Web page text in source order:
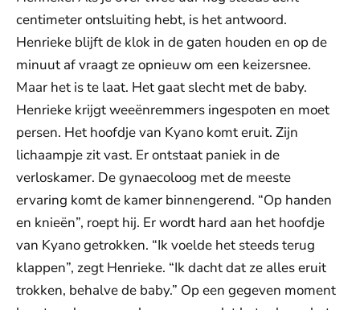
centimeter ontsluiting hebt, is het antwoord.
Henrieke blijft de klok in de gaten houden en op de
minuut af vraagt ze opnieuw om een keizersnee.
Maar het is te laat. Het gaat slecht met de baby.
Henrieke krijgt weeënremmers ingespoten en moet
persen. Het hoofdje van Kyano komt eruit. Zijn
lichaampje zit vast. Er ontstaat paniek in de
verloskamer. De gynaecoloog met de meeste
ervaring komt de kamer binnengerend. “Op handen
en knieën”, roept hij. Er wordt hard aan het hoofdje
van Kyano getrokken. “Ik voelde het steeds terug
klappen”, zegt Henrieke. “Ik dacht dat ze alles eruit
trokken, behalve de baby.” Op een gegeven moment